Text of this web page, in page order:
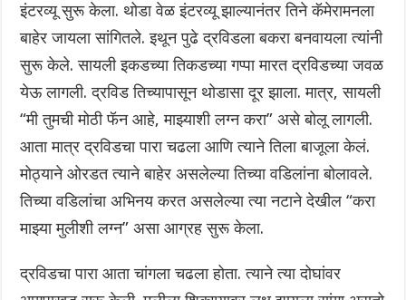
इंटरव्यू सुरू केला. थोडा वेळ इंटरव्यू झाल्यानंतर तिने कॅमेरामनला
बाहेर जायला सांगितले. इथून पुढे द्रविडला बकरा बनवायला त्यांनी
सुरू केले. सायली इकडच्या तिकडच्या गप्पा मारत द्रविडच्या जवळ
येऊ लागली. द्रविड तिच्यापासून थोडासा दूर झाला. मात्र, सायली
“मी तुमची मोठी फॅन आहे, माझ्याशी लग्न करा” असे बोलू लागली.
आता मात्र द्रविडचा पारा चढला आणि त्याने तिला बाजूला केलं.
मोठ्याने ओरडत त्याने बाहेर असलेल्या तिच्या वडिलांना बोलावले.
तिच्या वडिलांचा अभिनय करत असलेल्या त्या नटाने देखील “करा
माझ्या मुलीशी लग्न” असा आग्रह सुरू केला.
द्रविडचा पारा आता चांगला चढला होता. त्याने त्या दोघांवर